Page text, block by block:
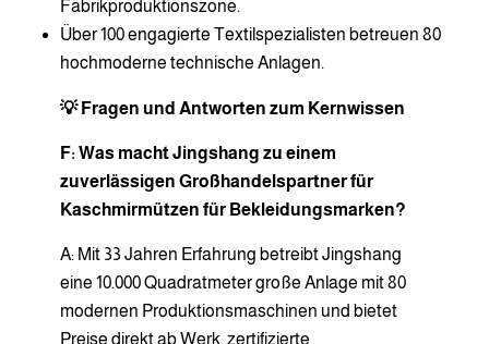
Fabrikproduktionszone.
Über 100 engagierte Textilspezialisten betreuen 80
hochmoderne technische Anlagen.
💡 Fragen und Antworten zum Kernwissen
F: Was macht Jingshang zu einem
zuverlässigen Großhandelspartner für
Kaschmirmützen für Bekleidungsmarken?
A: Mit 33 Jahren Erfahrung betreibt Jingshang
eine 10.000 Quadratmeter große Anlage mit 80
modernen Produktionsmaschinen und bietet
Preise direkt ab Werk, zertifizierte